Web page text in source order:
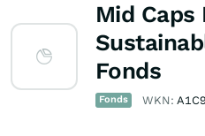
Mid Caps
Fonds
Fonds WKN: